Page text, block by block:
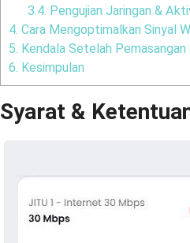
3.4. Pengujian Jaringan &
4. Cara Mengoptimalkan Sinyal
5. Kendala Setelah
6. Kesimpulan
Syarat &